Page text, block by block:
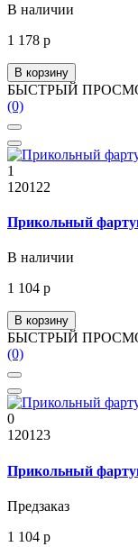
В наличии
1 178 р
В корзину
БЫСТРЫЙ
(0)
1
120122
Прикольный
В наличии
1 104 р
В корзину
БЫСТРЫЙ
(0)
0
120123
Прикольный
Предзаказ
1 104 р